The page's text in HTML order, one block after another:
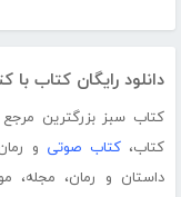
دانلود رایگان کتاب با
کتاب سبز بزرگترین
کتاب،کتاب صوتی و
داستان و رمان، مجله،